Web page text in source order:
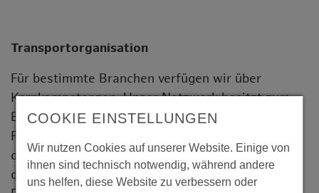
COOKIE EINSTELLUNGEN
Wir nutzen Cookies auf unserer Website. Einige von
ihnen sind technisch notwendig, während andere
uns helfen, diese Website zu verbessern oder
Transportorganisation
Für bestimmte Branchen verfügen wir über
Kernkompetenzen. Unser Netzwerk besitzt zum
Beispiel große Erfahrungen in den Bereichen
Pharma, Foto und Patientenbelieferung sowie in
der Versorgung von namhaften Filialisten. Neben
der Paketzustellung organisieren wir auch die